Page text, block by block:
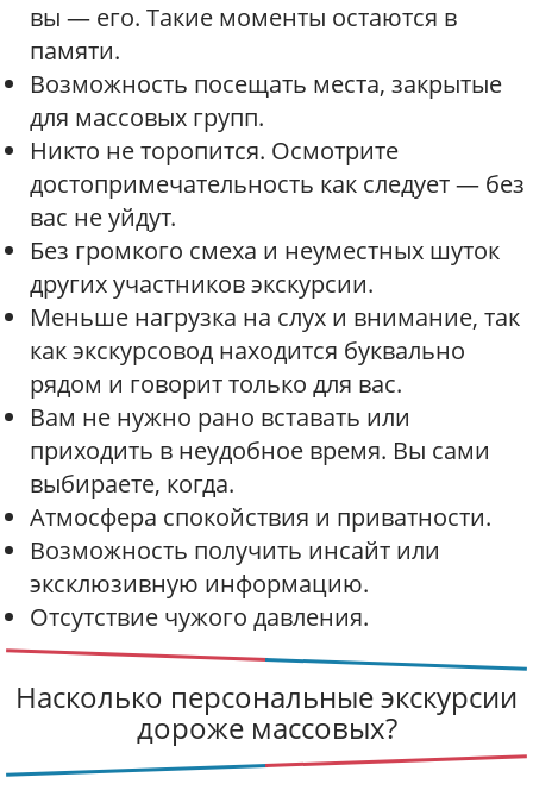
вы — его. Такие моменты остаются в
памяти.
Возможность посещать места, закрытые
для массовых групп.
Никто не торопится. Осмотрите
достопримечательность как следует — без
вас не уйдут.
Без громкого смеха и неуместных шуток
других участников экскурсии.
Меньше нагрузка на слух и внимание, так
как экскурсовод находится буквально
рядом и говорит только для вас.
Вам не нужно рано вставать или
приходить в неудобное время. Вы сами
выбираете, когда.
Атмосфера спокойствия и приватности.
Возможность получить инсайт или
эксклюзивную информацию.
Отсутствие чужого давления.
Насколько персональные экскурсии
дороже массовых?